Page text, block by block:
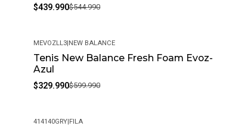
$439.990$544.990
-45%
MEVOZLL3|NEW BALANCE
Tenis New Balance Fresh Foam Evoz-
Azul
$329.990$599.990
414140GRY|FILA